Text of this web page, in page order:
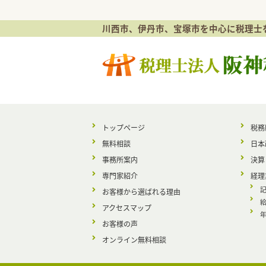
chor」様に掲載されました
川西市、伊丹市、宝塚市を中心に税理
トップページ
無料相談
事務所案内
専門家紹介
お客様から選ばれる理由
アクセスマップ
お客様の声
オンライン無料相談
税
日
決
経